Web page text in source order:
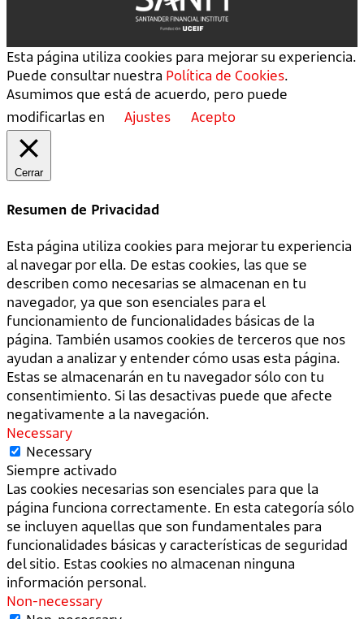
Esta página utiliza cookies para mejorar su experiencia.
Puede consultar nuestra Política de Cookies.
Asumimos que está de acuerdo, pero puede
modificarlas en
Ajustes Acepto
Cerrar
Resumen de Privacidad
Esta página utiliza cookies para mejorar tu experiencia
al navegar por ella. De estas cookies, las que se
describen como necesarias se almacenan en tu
navegador, ya que son esenciales para el
funcionamiento de funcionalidades básicas de la
página. También usamos cookies de terceros que nos
ayudan a analizar y entender cómo usas esta página.
Estas se almacenarán en tu navegador sólo con tu
consentimiento. Si las desactivas puede que afecte
negativamente a la navegación.
Necessary
Necessary
Siempre activado
Las cookies necesarias son esenciales para que la
página funciona correctamente. En esta categoría sólo
se incluyen aquellas que son fundamentales para
funcionalidades básicas y características de seguridad
del sitio. Estas cookies no almacenan ninguna
información personal.
Non-necessary